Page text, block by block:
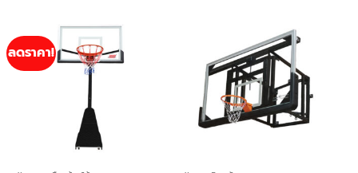
ลดราคา!